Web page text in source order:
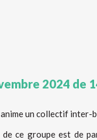
2024 de
anime un collectif inter-
de ce groupe est de